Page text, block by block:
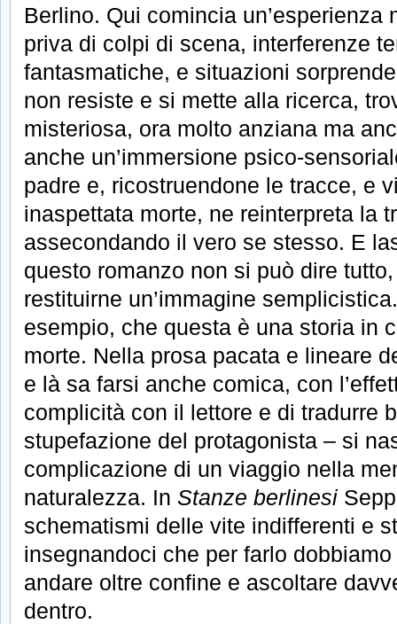
Berlino. Qui comincia un’esperienza
priva di colpi di scena, interferenze
fantasmatiche, e situazioni
non resiste e si mette alla ricerca,
misteriosa, ora molto anziana ma
anche un’immersione psico-
padre e, ricostruendone le tracce, e
inaspettata morte, ne reinterpreta la
assecondando il vero se stesso. E
questo romanzo non si può dire
restituirne un’immagine
esempio, che questa è una storia in
morte. Nella prosa pacata e lineare
e là sa farsi anche comica, con
complicità con il lettore e di tradurre
stupefazione del protagonista – si
complicazione di un viaggio nella
naturalezza. In Stanze berlinesi
schematismi delle vite indifferenti e
insegnandoci che per farlo
andare oltre confine e ascoltare
dentro.